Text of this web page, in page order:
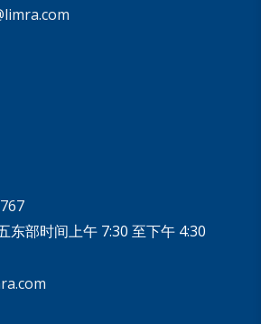
东部时间上午 7:30 至下午 4:30